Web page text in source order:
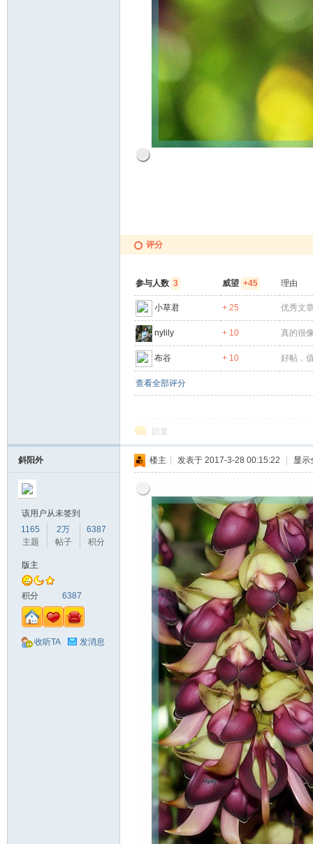
评分
参与人数 3 威望 +45 理由
小草君 + 25 优秀文
nylily + 10 真的很
布谷 + 10 好帖，
查看全部评分
回复
斜阳外
该用户从未签到
1165
主题
2万
帖子
6387
积分
版主
积分 6387
收听TA 发消息
楼主 发表于 2017-3-28 00:15:22 显示